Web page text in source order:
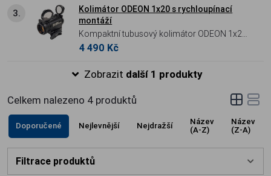
jednu AA baterii a 14 úrovněmi jasu (včetně
NV).
3.
Kolimátor ODEON 1x20 s rychloupínací
montáží
Kompaktní tubusový kolimátor ODEON 1x20
(2 MOA). Lehký a vysoce odolný zaměřovač
montáží na lištu Picatinny a baterií s výdrží až
4 490 Kč
Zobrazit další 1 produkty
Celkem nalezeno 4 produktů
Doporučené Nejlevnější Nejdražší
Název
(A-Z)
Název
(Z-A)
Filtrace produktů